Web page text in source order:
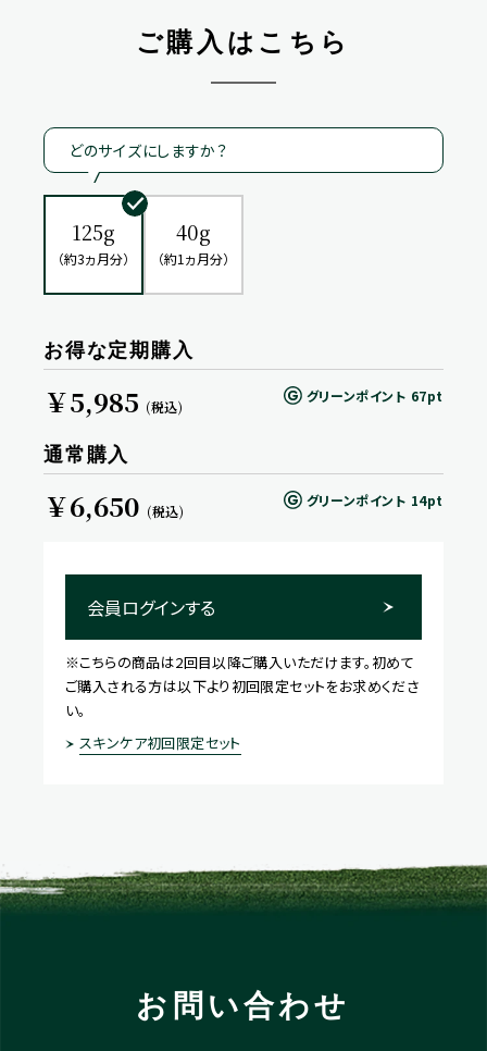
ご購入はこちら
どのサイズにしますか？
125g
（約3ヵ月分）
40g
（約1ヵ月分）
お得な定期購入
￥5,985 (税込)
グリーンポイント 67pt
通常購入
￥6,650 (税込)
グリーンポイント 14pt
会員ログインする
※こちらの商品は2回目以降ご購入いただけます。初めて
ご購入される方は以下より初回限定セットをお求めくださ
い。
スキンケア初回限定セット
お問い合わせ